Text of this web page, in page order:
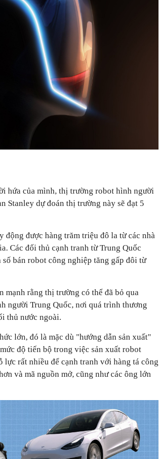
hứa của mình, thị trường robot hình người
Stanley dự đoán thị trường này sẽ đạt 5
được hàng trăm triệu đô la từ các nhà
Các đối thủ cạnh tranh từ Trung Quốc
bán robot công nghiệp tăng gấp đôi từ
mạnh rằng thị trường có thể đã bỏ qua
người Trung Quốc, nơi quá trình thương
thủ nước ngoài.
lớn, đó là mặc dù "hướng dẫn sản xuất"
độ tiến bộ trong việc sản xuất robot
rất nhiều để cạnh tranh với hàng tá công
và mã nguồn mở, cũng như các ông lớn